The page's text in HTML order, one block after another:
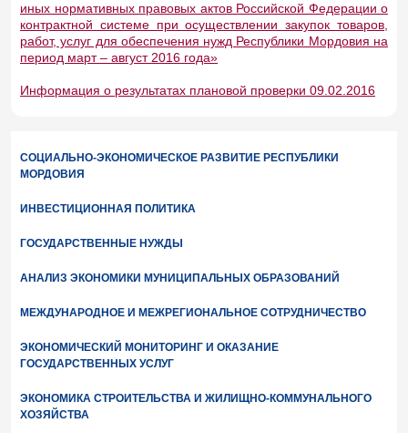
СОЦИАЛЬНО-ЭКОНОМИЧЕСКОЕ РАЗВИТИЕ РЕСПУБЛИКИ
МОРДОВИЯ
ИНВЕСТИЦИОННАЯ ПОЛИТИКА
ГОСУДАРСТВЕННЫЕ НУЖДЫ
АНАЛИЗ ЭКОНОМИКИ МУНИЦИПАЛЬНЫХ ОБРАЗОВАНИЙ
МЕЖДУНАРОДНОЕ И МЕЖРЕГИОНАЛЬНОЕ СОТРУДНИЧЕСТВО
ЭКОНОМИЧЕСКИЙ МОНИТОРИНГ И ОКАЗАНИЕ
ГОСУДАРСТВЕННЫХ УСЛУГ
ЭКОНОМИКА СТРОИТЕЛЬСТВА И ЖИЛИЩНО-КОММУНАЛЬНОГО
ХОЗЯЙСТВА
иных нормативных правовых актов Российской Федерации о
контрактной системе при осуществлении закупок товаров,
работ, услуг для обеспечения нужд Республики Мордовия на
период март – август 2016 года»
Информация о результатах плановой проверки 09.02.2016